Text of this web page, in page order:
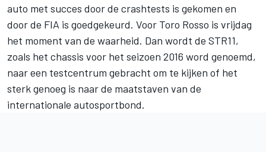
auto met succes door de crashtests is gekomen en
door de FIA is goedgekeurd. Voor Toro Rosso is vrijdag
het moment van de waarheid. Dan wordt de STR11,
zoals het chassis voor het seizoen 2016 word genoemd,
naar een testcentrum gebracht om te kijken of het
sterk genoeg is naar de maatstaven van de
internationale autosportbond.